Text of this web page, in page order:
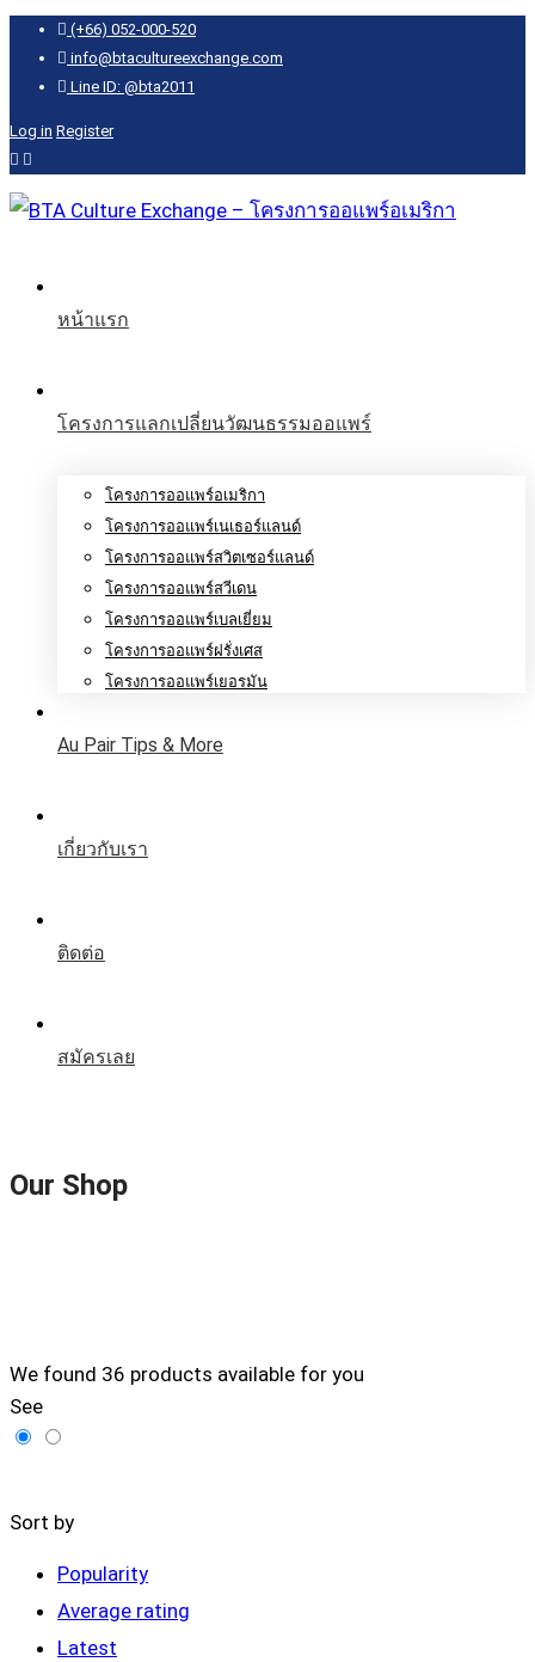
(+66) 052-000-520
info@btacultureexchange.com
Line ID: @bta2011
Log in Register
หน้าแรก
โครงการแลกเปลี่ยนวัฒนธรรมออแพร์
โครงการออแพร์อเมริกา
โครงการออแพร์เนเธอร์แลนด์
โครงการออแพร์สวิตเซอร์แลนด์
โครงการออแพร์สวีเดน
โครงการออแพร์เบลเยี่ยม
โครงการออแพร์ฝรั่งเศส
โครงการออแพร์เยอรมัน
Au Pair Tips & More
เกี่ยวกับเรา
ติดต่อ
สมัครเลย
Our Shop
We found 36 products available for you
See
Sort by
Popularity
Average rating
Latest